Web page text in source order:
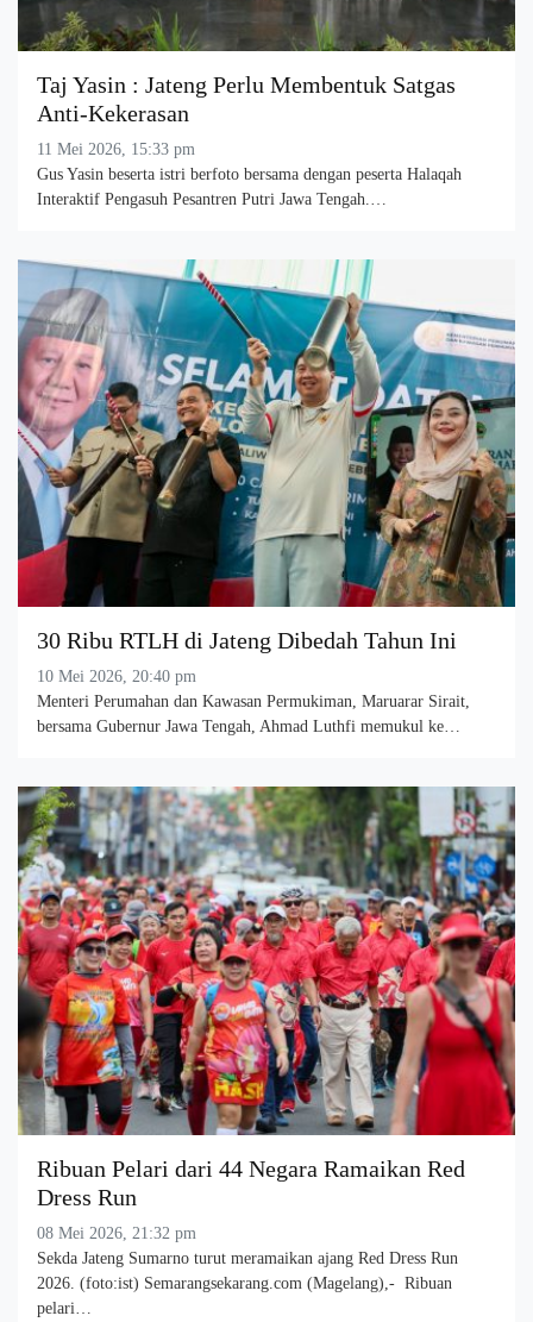
Taj Yasin : Jateng Perlu Membentuk Satgas
Anti-Kekerasan
11 Mei 2026, 15:33 pm
Gus Yasin beserta istri berfoto bersama dengan peserta Halaqah
Interaktif Pengasuh Pesantren Putri Jawa Tengah.…
30 Ribu RTLH di Jateng Dibedah Tahun Ini
10 Mei 2026, 20:40 pm
Menteri Perumahan dan Kawasan Permukiman, Maruarar Sirait,
bersama Gubernur Jawa Tengah, Ahmad Luthfi memukul ke…
Ribuan Pelari dari 44 Negara Ramaikan Red
Dress Run
08 Mei 2026, 21:32 pm
Sekda Jateng Sumarno turut meramaikan ajang Red Dress Run
2026. (foto:ist) Semarangsekarang.com (Magelang),- Ribuan
pelari…